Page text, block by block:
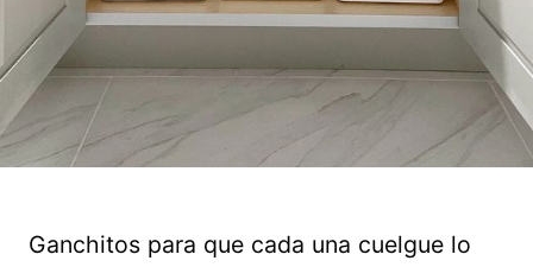
Ganchitos para que cada una cuelgue lo